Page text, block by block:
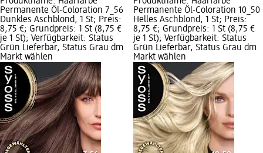
Permanente Öl-Coloration 7_56
Dunkles Aschblond, 1 St; Preis:
8,75 €; Grundpreis: 1 St (8,75 €
je 1 St); Verfügbarkeit: Status
Grün Lieferbar, Status Grau dm
Markt wählen
Permanente Öl-Coloration 10_50
Helles Aschblond, 1 St; Preis:
8,75 €; Grundpreis: 1 St (8,75 €
je 1 St); Verfügbarkeit: Status
Grün Lieferbar, Status Grau dm
Markt wählen